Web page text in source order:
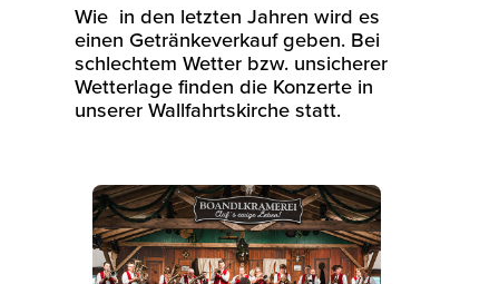
Wie in den letzten Jahren wird es
einen Getränkeverkauf geben. Bei
schlechtem Wetter bzw. unsicherer
Wetterlage finden die Konzerte in
unserer Wallfahrtskirche statt.